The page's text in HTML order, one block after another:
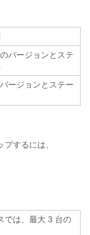
バージョンとステ
ージョンとステー
するには、
では、最大 3 台の